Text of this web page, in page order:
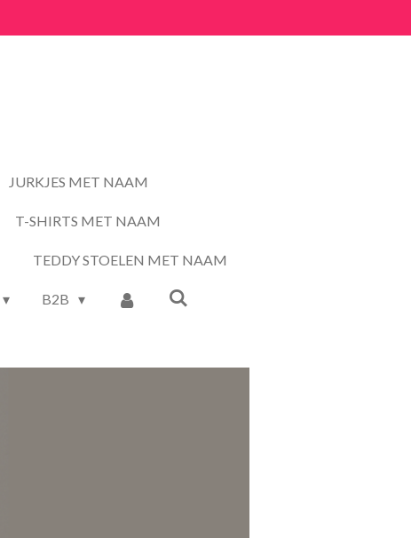
JURKJES MET NAAM
T-SHIRTS MET NAAM
TEDDY STOELEN MET NAAM
B2B